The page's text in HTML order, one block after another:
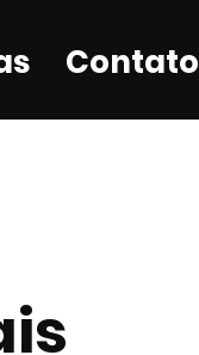
Contato